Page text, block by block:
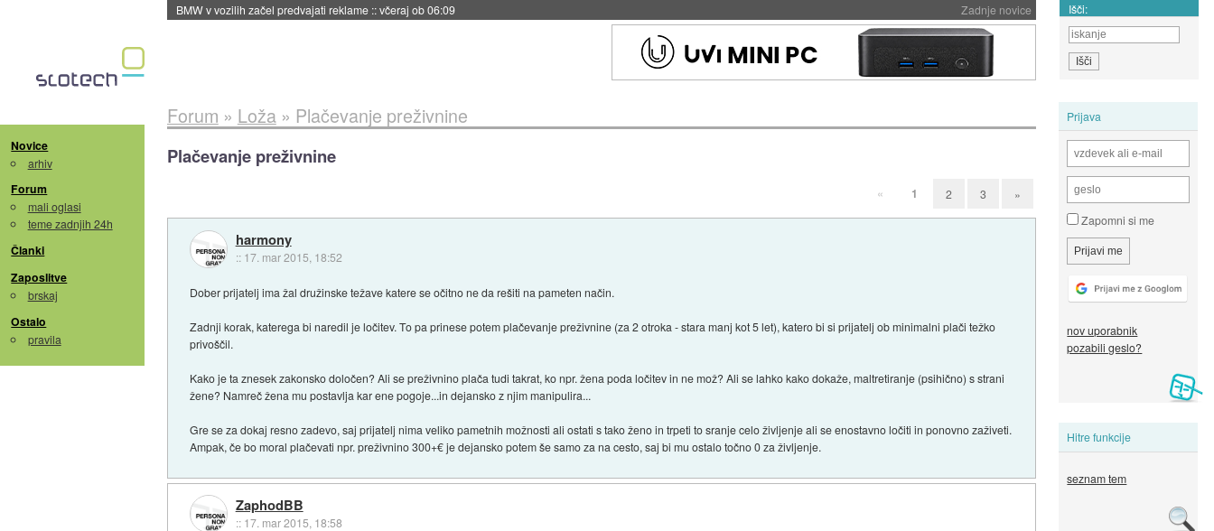
Zadnje novice
BMW v vozilih začel predvajati reklame ::včeraj ob 06:09 Išči:
Novice
arhiv
Forum
mali oglasi
teme zadnjih 24h
Članki
Zaposlitve
brskaj
Ostalo
pravila
Prijava
Zapomni si me
nov uporabnik
pozabili geslo?
Hitre funkcije
seznam tem
Forum » Loža» Plačevanje preživnine
Plačevanje preživnine
« 1 2 3 »
harmony
:: 17. mar 2015, 18:52
Dober prijatelj ima žal družinske težave katere se očitno ne da rešiti na pameten način.
Zadnji korak, katerega bi naredil je ločitev. To pa prinese potem plačevanje preživnine (za 2 otroka - stara manj kot 5 let), katero bi si prijatelj ob minimalni plači težko
privoščil.
Kako je ta znesek zakonsko določen? Ali se preživnino plača tudi takrat, ko npr. žena poda ločitev in ne mož? Ali se lahko kako dokaže, maltretiranje (psihično) s strani
žene? Namreč žena mu postavlja kar ene pogoje...in dejansko z njim manipulira...
Gre se za dokaj resno zadevo, saj prijatelj nima veliko pametnih možnosti ali ostati s tako ženo in trpeti to sranje celo življenje ali se enostavno ločiti in ponovno zaživeti.
Ampak, če bo moral plačevati npr. preživnino 300+€ je dejansko potem še samo za na cesto, saj bi mu ostalo točno 0 za življenje.
ZaphodBB
:: 17. mar 2015, 18:58